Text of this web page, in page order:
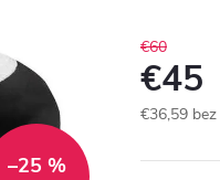
–25 %
€60
€45
€36,59
cena: